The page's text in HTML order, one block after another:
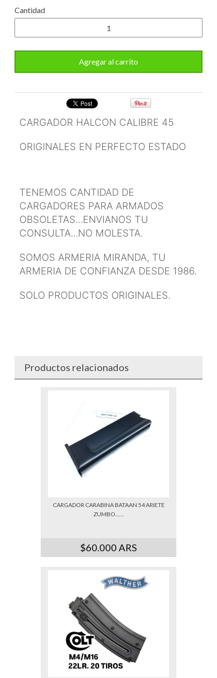
Cantidad
CARGADOR HALCON CALIBRE 45
ORIGINALES EN PERFECTO ESTADO
TENEMOS CANTIDAD DE
CARGADORES PARA ARMADOS
OBSOLETAS...ENVIANOS TU
CONSULTA...NO MOLESTA.
SOMOS ARMERIA MIRANDA, TU
ARMERIA DE CONFIANZA DESDE 1986.
SOLO PRODUCTOS ORIGINALES.
Productos relacionados
CARGADOR CARABINA BATAAN 54 ARIETE
ZUMBO......
$60.000 ARS